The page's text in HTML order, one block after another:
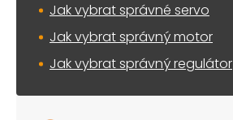
Jak vybrat správné servo
Jak vybrat správný motor
Jak vybrat správný regulátor